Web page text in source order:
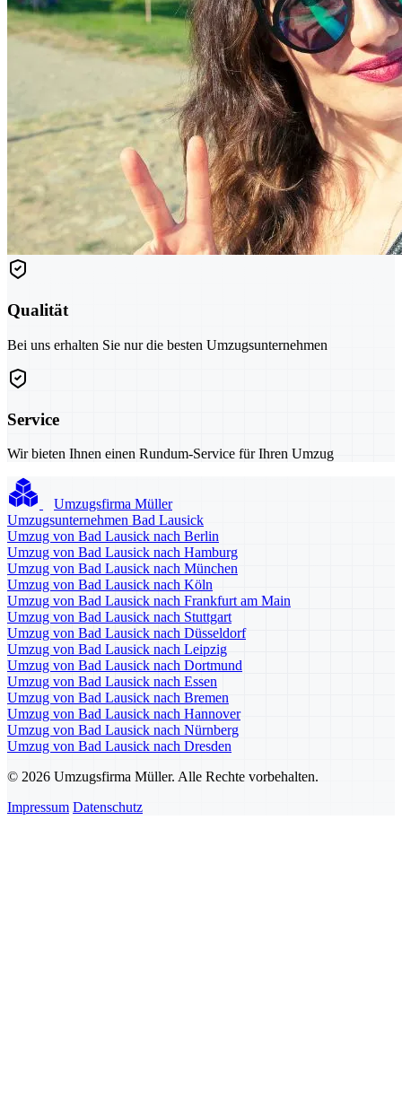
Qualität
Bei uns erhalten Sie nur die besten Umzugsunternehmen
Service
Wir bieten Ihnen einen Rundum-Service für Ihren Umzug
Umzugsfirma Müller
Umzugsunternehmen Bad Lausick
Umzug von Bad Lausick nach Berlin
Umzug von Bad Lausick nach Hamburg
Umzug von Bad Lausick nach München
Umzug von Bad Lausick nach Köln
Umzug von Bad Lausick nach Frankfurt am Main
Umzug von Bad Lausick nach Stuttgart
Umzug von Bad Lausick nach Düsseldorf
Umzug von Bad Lausick nach Leipzig
Umzug von Bad Lausick nach Dortmund
Umzug von Bad Lausick nach Essen
Umzug von Bad Lausick nach Bremen
Umzug von Bad Lausick nach Hannover
Umzug von Bad Lausick nach Nürnberg
Umzug von Bad Lausick nach Dresden
© 2026 Umzugsfirma Müller. Alle Rechte vorbehalten.
Impressum Datenschutz